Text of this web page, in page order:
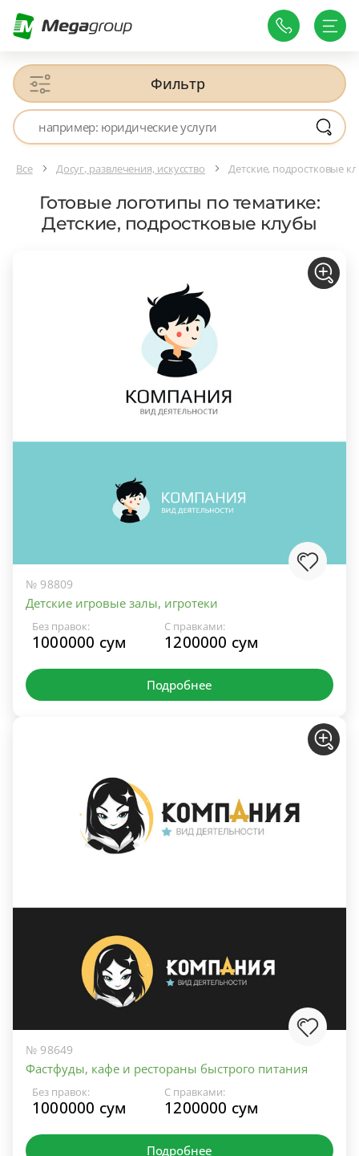
Фильтр
Все Досуг, развлечения, искусство Детские, подростковые
Готовые логотипы по тематике:
Детские, подростковые клубы
№ 98809
Детские игровые залы, игротеки
Без правок:
1000000 сум
С правками:
1200000 сум
Подробнее
№ 98649
Фастфуды, кафе и рестораны быстрого питания
Без правок:
1000000 сум
С правками:
1200000 сум
Подробнее